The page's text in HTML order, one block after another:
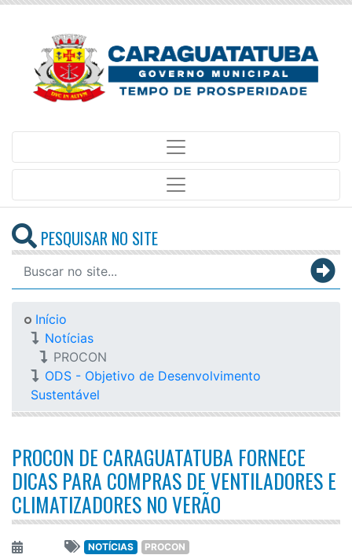
PESQUISAR NO SITE
Início
Notícias
PROCON
ODS - Objetivo de Desenvolvimento
Sustentável
PROCON DE CARAGUATATUBA FORNECE
DICAS PARA COMPRAS DE VENTILADORES E
CLIMATIZADORES NO VERÃO
NOTÍCIAS
PROCON